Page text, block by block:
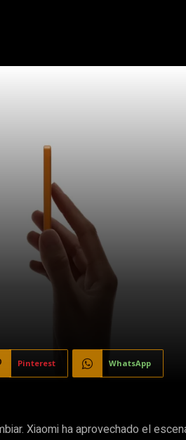
Pinterest WhatsApp
Xiaomi ha aprovechado el